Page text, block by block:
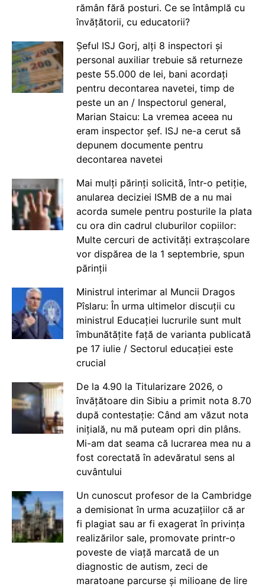
rămân fără posturi. Ce se întâmplă cu
învățătorii, cu educatorii?
Șeful ISJ Gorj, alți 8 inspectori și
personal auxiliar trebuie să returneze
peste 55.000 de lei, bani acordați
pentru decontarea navetei, timp de
peste un an / Inspectorul general,
Marian Staicu: La vremea aceea nu
eram inspector șef. ISJ ne-a cerut să
depunem documente pentru
decontarea navetei
Mai mulți părinți solicită, într-o petiție,
anularea deciziei ISMB de a nu mai
acorda sumele pentru posturile la plata
cu ora din cadrul cluburilor copiilor:
Multe cercuri de activități extrașcolare
vor dispărea de la 1 septembrie, spun
părinții
Ministrul interimar al Muncii Dragos
Pîslaru: În urma ultimelor discuții cu
ministrul Educației lucrurile sunt mult
îmbunătățite față de varianta publicată
pe 17 iulie / Sectorul educației este
crucial
De la 4.90 la Titularizare 2026, o
învățătoare din Sibiu a primit nota 8.70
după contestație: Când am văzut nota
inițială, nu mă puteam opri din plâns.
Mi-am dat seama că lucrarea mea nu a
fost corectată în adevăratul sens al
cuvântului
Un cunoscut profesor de la Cambridge
a demisionat în urma acuzațiilor că ar
fi plagiat sau ar fi exagerat în privința
realizărilor sale, promovate printr-o
poveste de viață marcată de un
diagnostic de autism, zeci de
maratoane parcurse și milioane de lire